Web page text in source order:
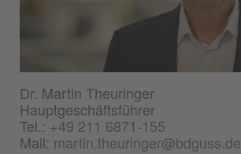
Dr. Martin Theuringer
Hauptgeschäftsführer
Tel.: +49 211 6871-155
Mail: martin.theuringer@bdguss.de